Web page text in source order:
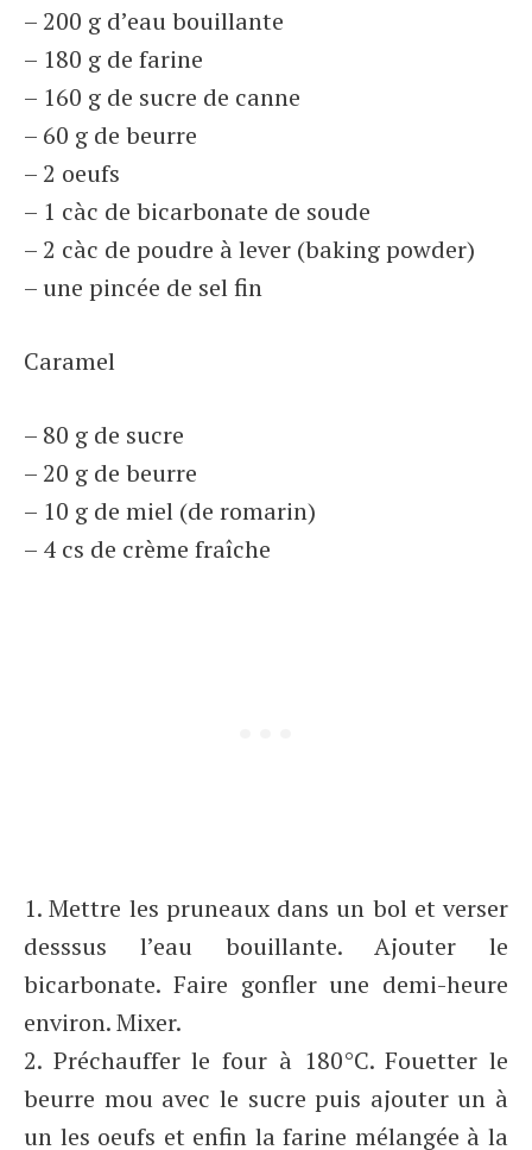
– 200 g d’eau bouillante
– 180 g de farine
– 160 g de sucre de canne
– 60 g de beurre
– 2 oeufs
– 1 càc de bicarbonate de soude
– 2 càc de poudre à lever (baking powder)
– une pincée de sel fin
Caramel
– 80 g de sucre
– 20 g de beurre
– 10 g de miel (de romarin)
– 4 cs de crème fraîche
1. Mettre les pruneaux dans un bol et verser
desssus l’eau bouillante. Ajouter le
bicarbonate. Faire gonfler une demi-heure
environ. Mixer.
2. Préchauffer le four à 180°C. Fouetter le
beurre mou avec le sucre puis ajouter un à
un les oeufs et enfin la farine mélangée à la